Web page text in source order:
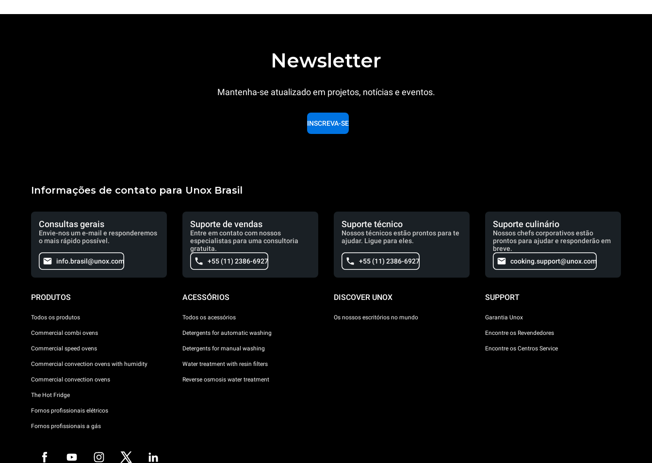
Newsletter
Mantenha-se atualizado em projetos, notícias e eventos.
INSCREVA-SE
Informações de contato para Unox Brasil
Consultas gerais
Envie-nos um e-mail e responderemos
o mais rápido possível.
info.brasil@unox.com
Suporte de vendas
Entre em contato com nossos
especialistas para uma consultoria
gratuita.
+55 (11) 2386-6927
Suporte técnico
Nossos técnicos estão prontos para te
ajudar. Ligue para eles.
+55 (11) 2386-6927
Suporte culinário
Nossos chefs corporativos estão
prontos para ajudar e responderão em
breve.
cooking.support@unox.com
PRODUTOS
Todos os produtos
Commercial combi ovens
Commercial speed ovens
Commercial convection ovens with humidity
Commercial convection ovens
The Hot Fridge
Fornos profissionais elétricos
Fornos profissionais a gás
ACESSÓRIOS
Todos os acessórios
Detergents for automatic washing
Detergents for manual washing
Water treatment with resin filters
Reverse osmosis water treatment
DISCOVER UNOX
Os nossos escritórios no mundo
SUPPORT
Garantia Unox
Encontre os Revendedores
Encontre os Centros Service